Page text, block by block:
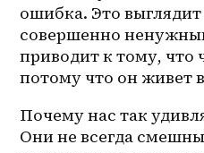
ошибка. Это выглядит
совершенно
приводит к тому, что
потому что он живет
Почему нас так
Они не всегда